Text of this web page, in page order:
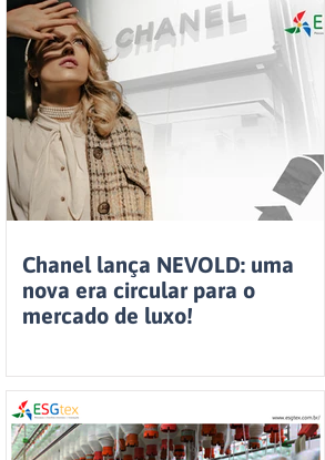
Chanel lança NEVOLD: uma
nova era circular para o
mercado de luxo!